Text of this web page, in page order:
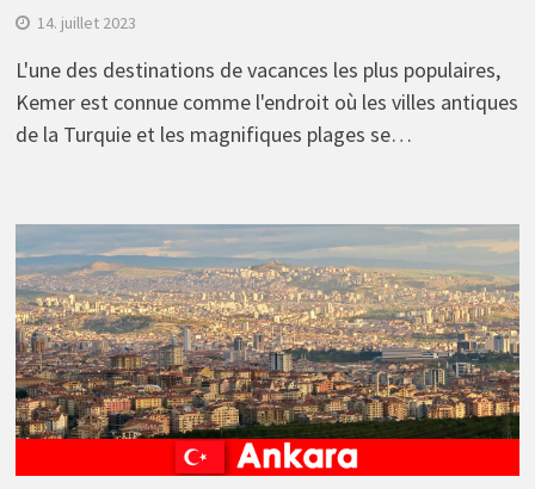
14. juillet 2023
L'une des destinations de vacances les plus populaires,
Kemer est connue comme l'endroit où les villes antiques
de la Turquie et les magnifiques plages se…